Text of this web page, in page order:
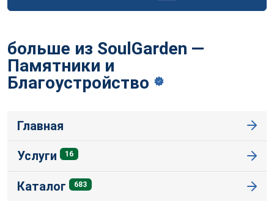
больше из SoulGarden —
Памятники и
Благоустройство
Главная
Услуги 16
Каталог 683